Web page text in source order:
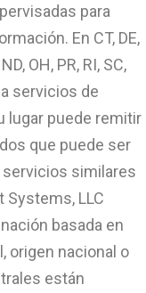
para
En CT, DE,
OH, PR, RI, SC,
servicios de
lugar puede remitir
que puede ser
servicios similares
Systems, LLC
basada en
origen nacional o
están